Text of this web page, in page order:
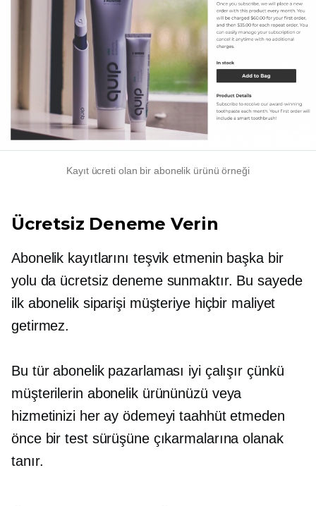
Kayıt ücreti olan bir abonelik ürünü örneği
Ücretsiz Deneme Verin
Abonelik kayıtlarını teşvik etmenin başka bir
yolu da ücretsiz deneme sunmaktır. Bu sayede
ilk abonelik siparişi müşteriye hiçbir maliyet
getirmez.
Bu tür abonelik pazarlaması iyi çalışır çünkü
müşterilerin abonelik ürününüzü veya
hizmetinizi her ay ödemeyi taahhüt etmeden
önce bir test sürüşüne çıkarmalarına olanak
tanır.